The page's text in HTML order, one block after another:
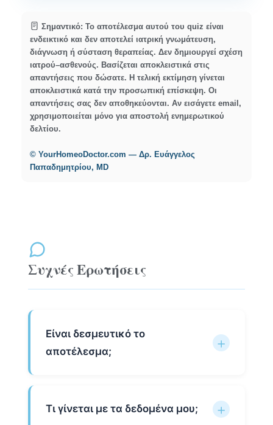
Σημαντικό: Το αποτέλεσμα αυτού του quiz είναι
ενδεικτικό και δεν αποτελεί ιατρική γνωμάτευση,
διάγνωση ή σύσταση θεραπείας. Δεν δημιουργεί σχέση
ιατρού–ασθενούς. Βασίζεται αποκλειστικά στις
απαντήσεις που δώσατε. Η τελική εκτίμηση γίνεται
αποκλειστικά κατά την προσωπική επίσκεψη. Οι
απαντήσεις σας δεν αποθηκεύονται. Αν εισάγετε email,
χρησιμοποιείται μόνο για αποστολή ενημερωτικού
δελτίου.
© YourHomeoDoctor.com — Δρ. Ευάγγελος
Παπαδημητρίου, MD
Συχνές Ερωτήσεις
Είναι δεσμευτικό το
αποτέλεσμα;
Τι γίνεται με τα δεδομένα μου;